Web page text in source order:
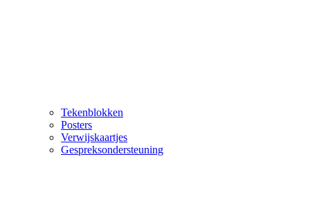
Tekenblokken
Posters
Verwijskaartjes
Gespreksondersteuning